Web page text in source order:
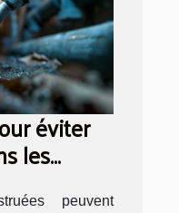
éviter
les
peuvent